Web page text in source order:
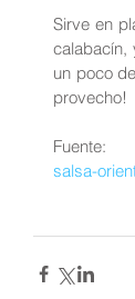
Sirve en
calabacín,
un poco
provecho!
Fuente:
salsa-